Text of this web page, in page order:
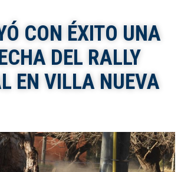
CON ÉXITO UNA
DEL RALLY
EN VILLA NUEVA